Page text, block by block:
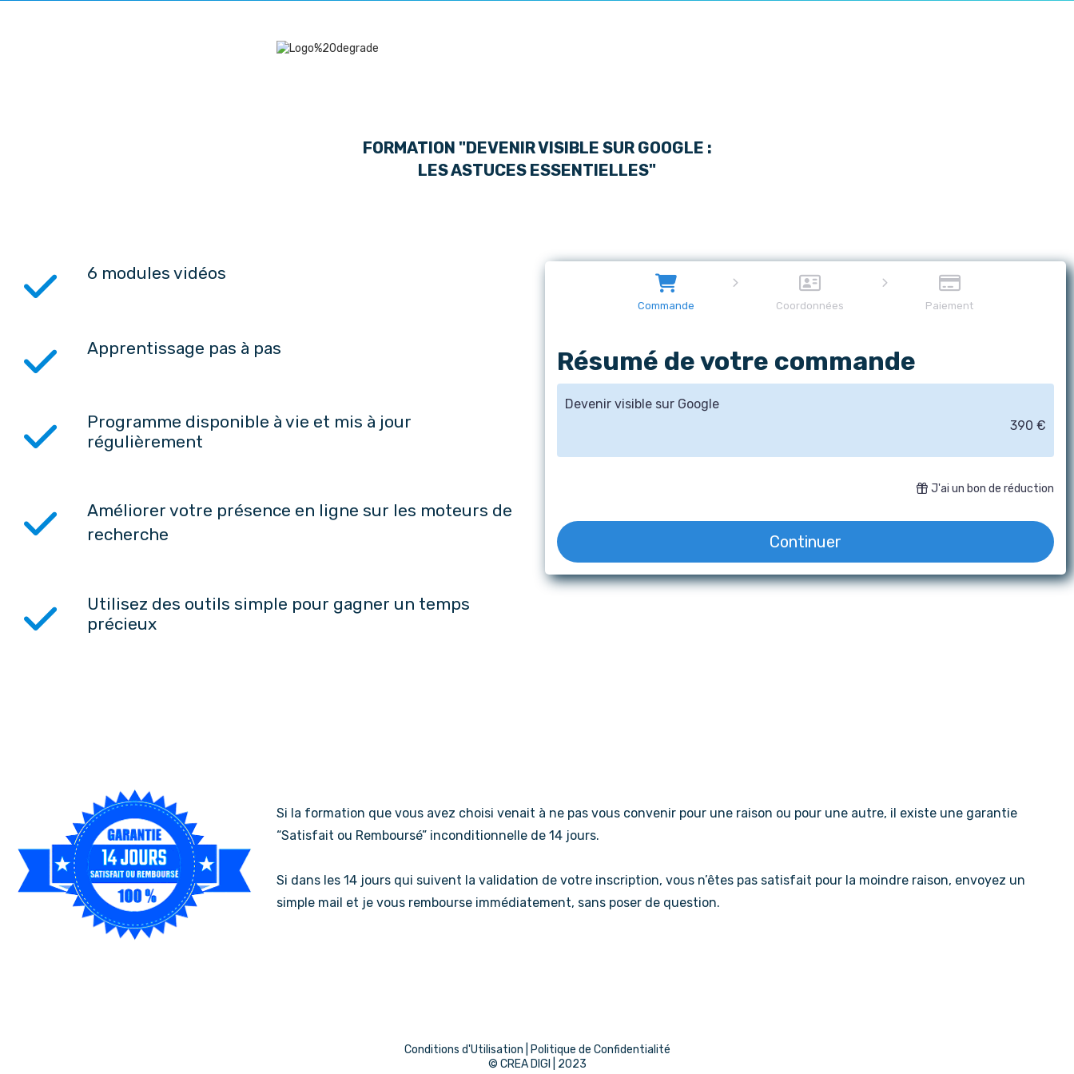
FORMATION "DEVENIR VISIBLE SUR GOOGLE :
LES ASTUCES ESSENTIELLES"
6 modules vidéos
Apprentissage pas à pas
Programme disponible à vie et mis à jour
régulièrement
Améliorer votre présence en ligne sur les moteurs de
recherche
Utilisez des outils simple pour gagner un temps
précieux
Commande Coordonnées Paiement
Résumé de votre commande
Devenir visible sur Google
390 €
J'ai un bon de réduction
Continuer
Si la formation que vous avez choisi venait à ne pas vous convenir pour une raison ou pour une autre, il existe une garantie
“Satisfait ou Remboursé” inconditionnelle de 14 jours.
Si dans les 14 jours qui suivent la validation de votre inscription, vous n’êtes pas satisfait pour la moindre raison, envoyez un
simple mail et je vous rembourse immédiatement, sans poser de question.
Conditions d'Utilisation
Politique de Confidentialité
© CREA DIGI | 2023